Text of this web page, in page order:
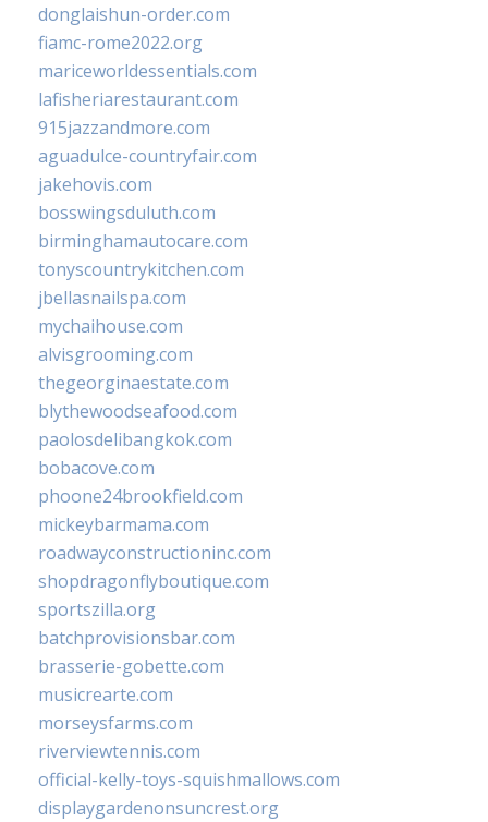
donglaishun-order.com
fiamc-rome2022.org
mariceworldessentials.com
lafisheriarestaurant.com
915jazzandmore.com
aguadulce-countryfair.com
jakehovis.com
bosswingsduluth.com
birminghamautocare.com
tonyscountrykitchen.com
jbellasnailspa.com
mychaihouse.com
alvisgrooming.com
thegeorginaestate.com
blythewoodseafood.com
paolosdelibangkok.com
bobacove.com
phoone24brookfield.com
mickeybarmama.com
roadwayconstructioninc.com
shopdragonflyboutique.com
sportszilla.org
batchprovisionsbar.com
brasserie-gobette.com
musicrearte.com
morseysfarms.com
riverviewtennis.com
official-kelly-toys-squishmallows.com
displaygardenonsuncrest.org